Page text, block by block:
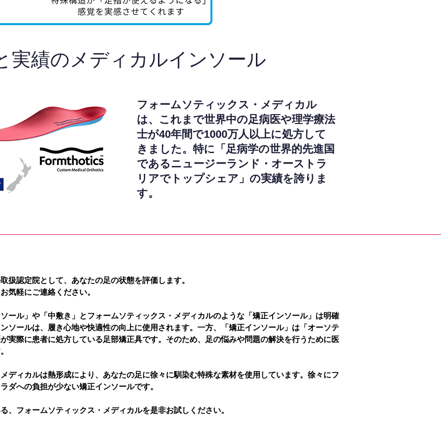
実績のメディカルインソール
フォームソティックス・メディカル
は、これまで世界中の足病医や理学療法
士が40年間で1000万人以上に処方して
きました。特に「足病学の世界的先進国
であるニュージーランド・オーストラ
リアでトップシェア」の実績を誇りま
す。
扱認定院として、あなたの足の状態を評価します。
気軽にご連絡ください。
ール」や「中敷き」とフォームソティックス・メディカルのような「矯正インソール」は明確
ソールは、履き心地や快適性の向上に使用されます。一方、「矯正インソール」は「オーソテ
実際に患者に処方している足部矯正具です。そのため、足の悩みや問題の解決を行うために医
ディカルは熱形成により、あなたの足に徐々に馴染む特殊な素材を使用しています。徐々にフ
ダへの負担が少ない矯正インソールです。
、フォームソティックス・メディカルを是非お試しください。